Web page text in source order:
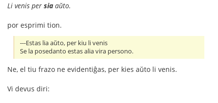
Li venis per sia aŭto.
por esprimi tion.
---Estas lia aŭto, per kiu li venis
Se la posedanto estas alia vira persono.
Ne, el tiu frazo ne evidentiĝas, per kies aŭto li venis.
Vi devus diri: